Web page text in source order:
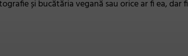
și bucătăria vegană sau orice ar fi ea, dar